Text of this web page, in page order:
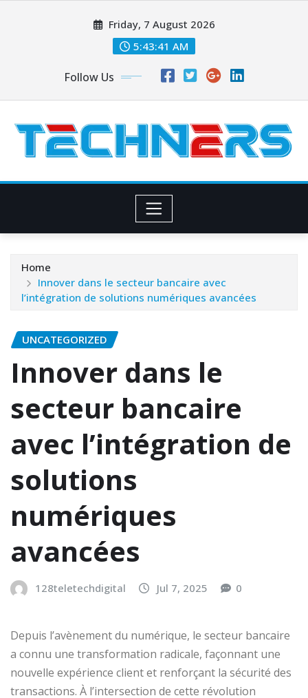
Friday, 7 August 2026
5:43:42 AM
Follow Us
Home
Innover dans le secteur bancaire avec
l’intégration de solutions numériques avancées
UNCATEGORIZED
Innover dans le
secteur bancaire
avec l’intégration de
solutions
numériques
avancées
128teletechdigital Jul 7, 2025 0
Depuis l’avènement du numérique, le secteur bancaire
a connu une transformation radicale, façonnant une
nouvelle expérience client et renforçant la sécurité des
transactions. À l’intersection de cette révolution